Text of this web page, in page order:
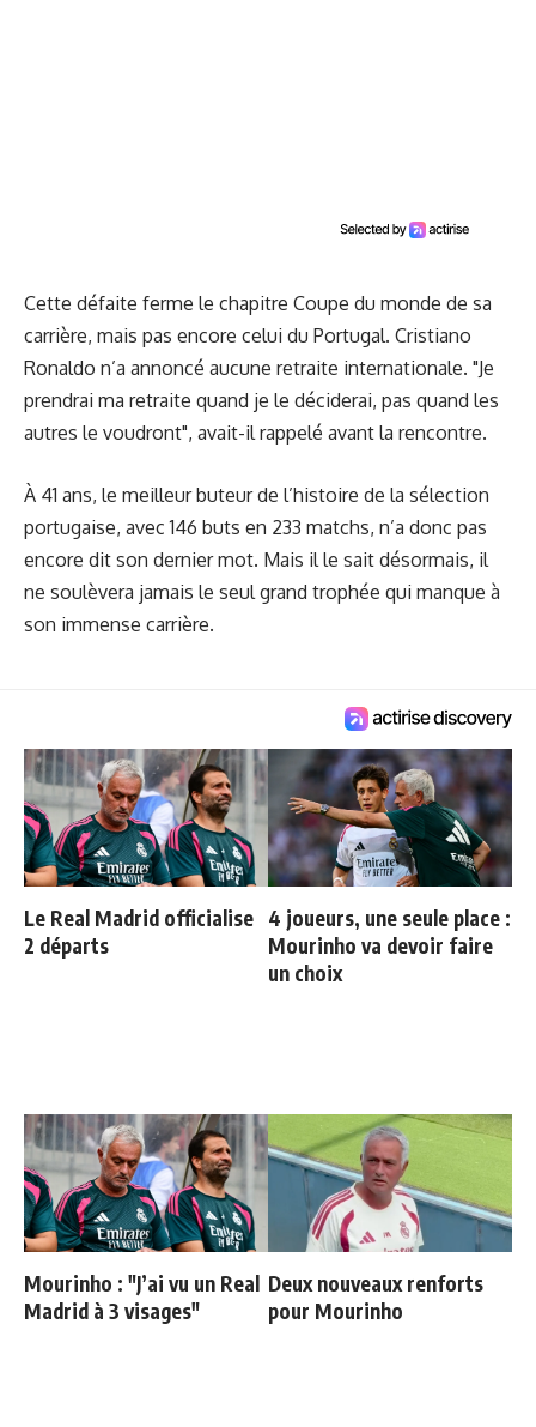
Cette défaite ferme le chapitre Coupe du monde de sa
carrière, mais pas encore celui du Portugal. Cristiano
Ronaldo n’a annoncé aucune retraite internationale. "Je
prendrai ma retraite quand je le déciderai, pas quand les
autres le voudront", avait-il rappelé avant la rencontre.
À 41 ans, le meilleur buteur de l’histoire de la sélection
portugaise, avec 146 buts en 233 matchs, n’a donc pas
encore dit son dernier mot. Mais il le sait désormais, il
ne soulèvera jamais le seul grand trophée qui manque à
son immense carrière.
Le Real Madrid officialise
2 départs
4 joueurs, une seule place :
Mourinho va devoir faire
un choix
Mourinho : "J’ai vu un Real
Madrid à 3 visages"
Deux nouveaux renforts
pour Mourinho